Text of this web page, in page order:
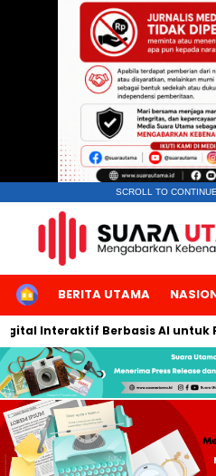
SCROLL TO
HOMEBERITA UTAMA
Interaktif Berbasis AI untuk